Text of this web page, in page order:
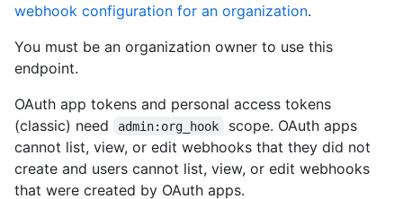
webhook configuration for an organization.
You must be an organization owner to use this
endpoint.
OAuth app tokens and personal access tokens
(classic) need
admin:org_hook
scope. OAuth apps
cannot list, view, or edit webhooks that they did not
create and users cannot list, view, or edit webhooks
that were created by OAuth apps.